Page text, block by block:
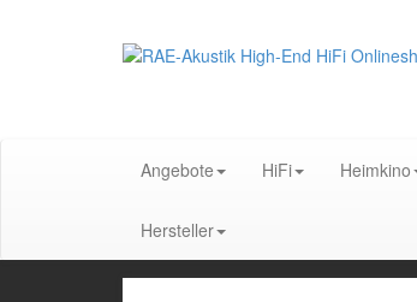
Angebote HiFi Heimkino
Hersteller